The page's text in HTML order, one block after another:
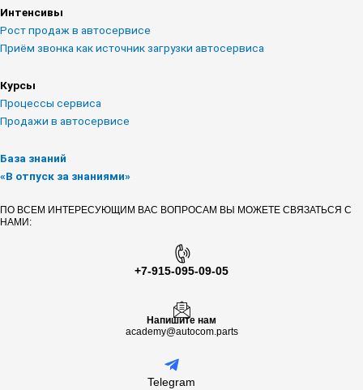
r
a
e
Интенсивы
Рост продаж в автосервисе
Приём звонка как источник загрузки автосервиса
Курсы
Процессы сервиса
Продажи в автосервисе
База знаний
«В отпуск за знаниями»
ПО ВСЕМ ИНТЕРЕСУЮЩИМ ВАС ВОПРОСАМ ВЫ МОЖЕТЕ СВЯЗАТЬСЯ С
НАМИ:
+7-915-095-09-05
Напишите нам
academy@autocom.parts
Telegram